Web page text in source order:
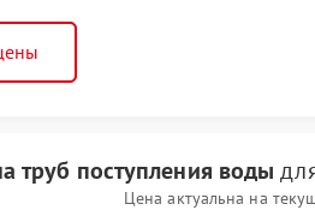
труб поступления воды
Цена актуальна на